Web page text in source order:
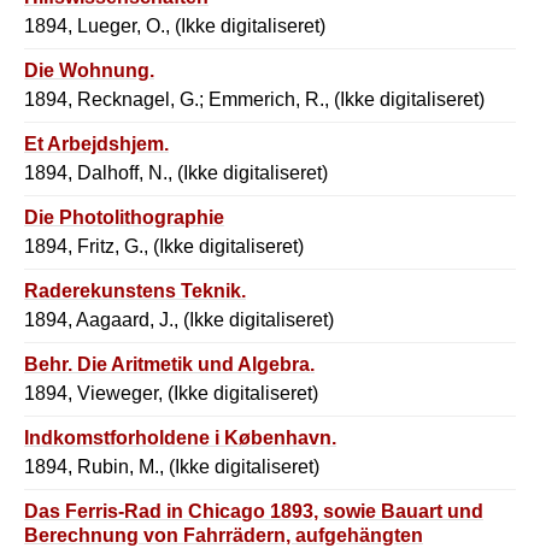
1894, Lueger, O., (Ikke digitaliseret)
Die Wohnung.
1894, Recknagel, G.; Emmerich, R., (Ikke digitaliseret)
Et Arbejdshjem.
1894, Dalhoff, N., (Ikke digitaliseret)
Die Photolithographie
1894, Fritz, G., (Ikke digitaliseret)
Raderekunstens Teknik.
1894, Aagaard, J., (Ikke digitaliseret)
Behr. Die Aritmetik und Algebra.
1894, Vieweger, (Ikke digitaliseret)
Indkomstforholdene i København.
1894, Rubin, M., (Ikke digitaliseret)
Das Ferris-Rad in Chicago 1893, sowie Bauart und
Berechnung von Fahrrädern, aufgehängten